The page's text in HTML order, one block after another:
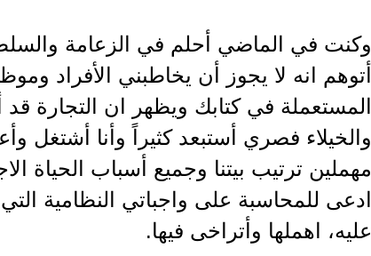
وكنت في الماضي أحلم في الزعامة
أتوهم انه لا يجوز أن يخاطبني الأفراد
المستعملة في كتابك ويظهر ان التجارة
والخيلاء فصري أستبعد كثيراً وأنا أشتغل
مهملين ترتيب بيتنا وجميع أسباب الحياة
ادعى للمحاسبة على واجباتي النظامية
عليه، اهملها وأتراخى فيها.